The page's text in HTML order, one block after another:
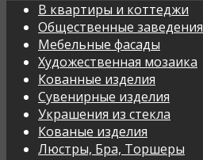
В квартиры и коттеджи
Общественные заведения
Мебельные фасады
Художественная мозаика
Кованные изделия
Сувенирные изделия
Украшения из стекла
Кованые изделия
Люстры, Бра, Торшеры